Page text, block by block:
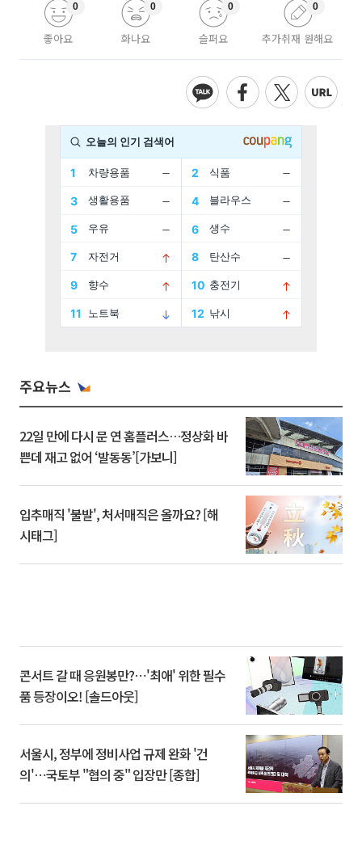
좋아요
0
화나요
0
슬퍼요
0
추가취재 원해요
0
주요뉴스
22일 만에 다시 문 연 홈플러스…정상화 바
쁜데 재고 없어 ‘발동동’[가보니]
입추매직 '불발', 처서매직은 올까요? [해
시태그]
콘서트 갈 때 응원봉만?⋯'최애' 위한 필수
품 등장이오! [솔드아웃]
서울시, 정부에 정비사업 규제 완화 '건
의'⋯국토부 "협의 중" 입장만 [종합]